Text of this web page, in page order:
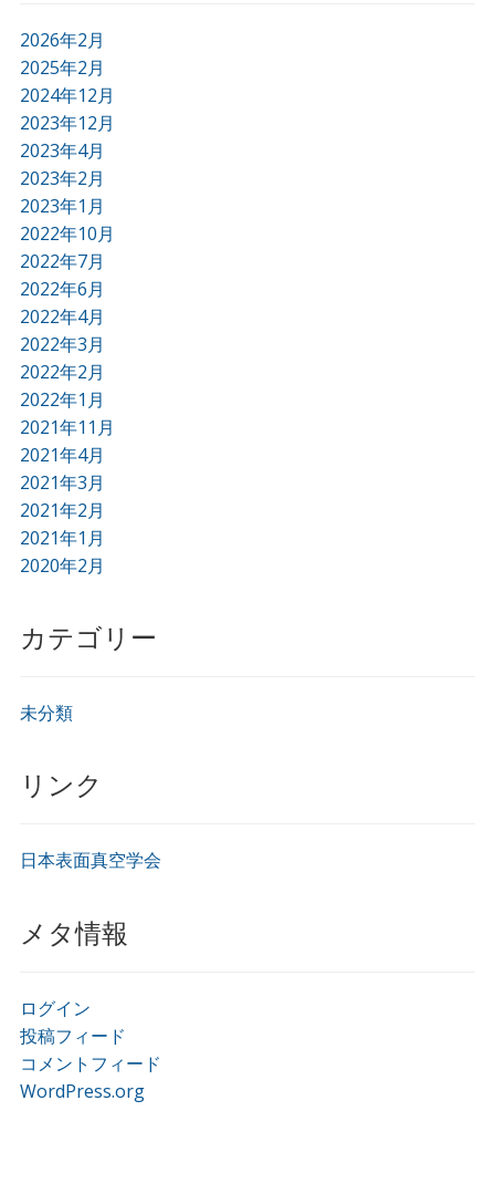
2026年2月
2025年2月
2024年12月
2023年12月
2023年4月
2023年2月
2023年1月
2022年10月
2022年7月
2022年6月
2022年4月
2022年3月
2022年2月
2022年1月
2021年11月
2021年4月
2021年3月
2021年2月
2021年1月
2020年2月
カテゴリー
未分類
リンク
日本表面真空学会
メタ情報
ログイン
投稿フィード
コメントフィード
WordPress.org